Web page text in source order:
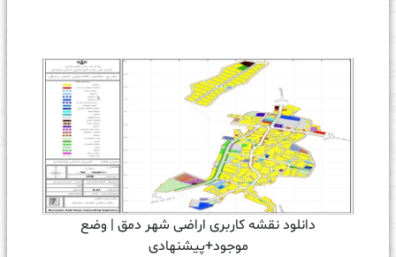
دانلود نقشه کاربری اراضی شهر دمق | وضع
موجود+پیشنهادی